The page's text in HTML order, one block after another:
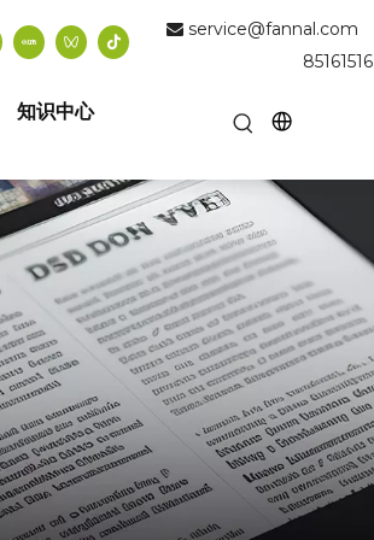
知识中心
 service@fannal.com
85161516